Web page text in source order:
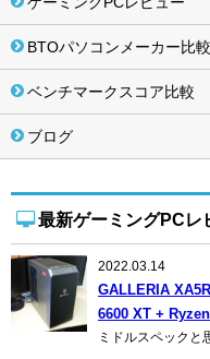
BTOパソコンメーカー比較
ベンチマークスコア比較
ブログ
最新ゲーミングPCレ
2022.03.14
GALLERIA
6600 XT +
ミドルスペックと